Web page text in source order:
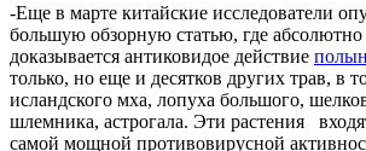
-Еще в марте китайские исследователи
большую обзорную статью, где абсолютно
доказывается антиковидое действие
только, но еще и десятков других трав, в
исландского мха, лопуха большого,
шлемника, астрогала. Эти растения
самой мощной противовирусной